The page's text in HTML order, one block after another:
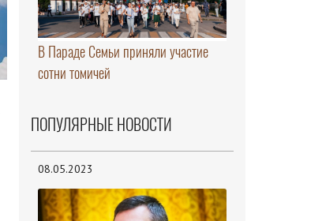
В Параде Семьи приняли участие
сотни томичей
ПОПУЛЯРНЫЕ НОВОСТИ
08.05.2023